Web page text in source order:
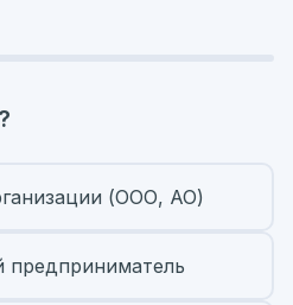
(ООО, АО)